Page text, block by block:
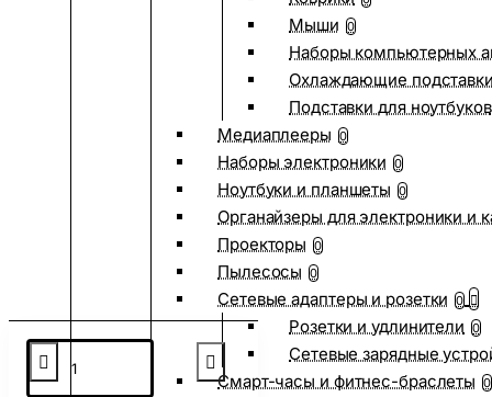
Мыши 0
Наборы компьютерных
Охлаждающие
Подставки для ноутбуков
Медиаплееры 0
Наборы электроники 0
Ноутбуки и планшеты 0
Органайзеры для электроники и
Проекторы 0
Пылесосы 0
Сетевые адаптеры и розетки 0
Розетки и удлинители 0
Сетевые зарядные
Смарт-часы и фитнес-браслеты 0